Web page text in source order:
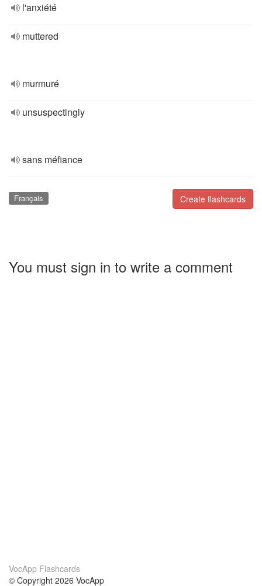
l'anxiété
muttered
murmuré
unsuspectingly
sans méfiance
Create flashcards
Français
You must sign in to write a comment
VocApp Flashcards
© Copyright 2026 VocApp